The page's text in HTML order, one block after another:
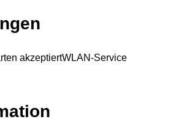
akzeptiertWLAN-Service